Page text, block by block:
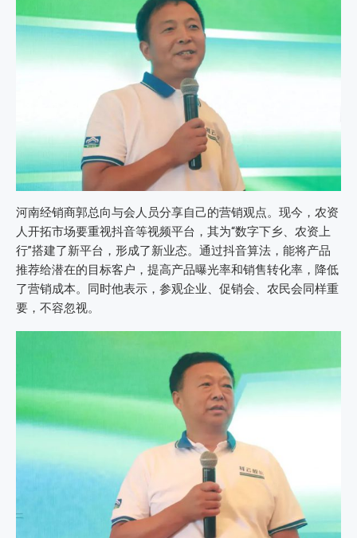
河南经销商郭总向与会人员分享自己的营销观点。现今，农资
人开拓市场要重视抖音等视频平台，其为“数字下乡、农资上
行”搭建了新平台，形成了新业态。通过抖音算法，能将产品
推荐给潜在的目标客户，提高产品曝光率和销售转化率，降低
了营销成本。同时他表示，参观企业、促销会、农民会同样重
要，不容忽视。